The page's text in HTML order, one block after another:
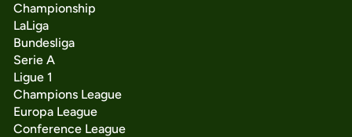
Championship
LaLiga
Bundesliga
Serie A
Ligue 1
Champions League
Europa League
Conference League